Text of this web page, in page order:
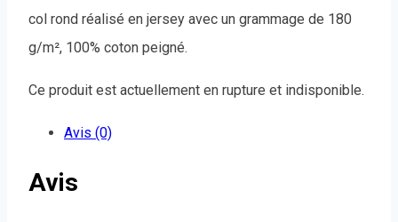
col rond réalisé en jersey avec un grammage de 180
g/m², 100% coton peigné.
Ce produit est actuellement en rupture et indisponible.
Avis (0)
Avis